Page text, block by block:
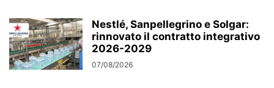
Nestlé, Sanpellegrino e Solgar:
rinnovato il contratto integrativo
2026-2029
07/08/2026